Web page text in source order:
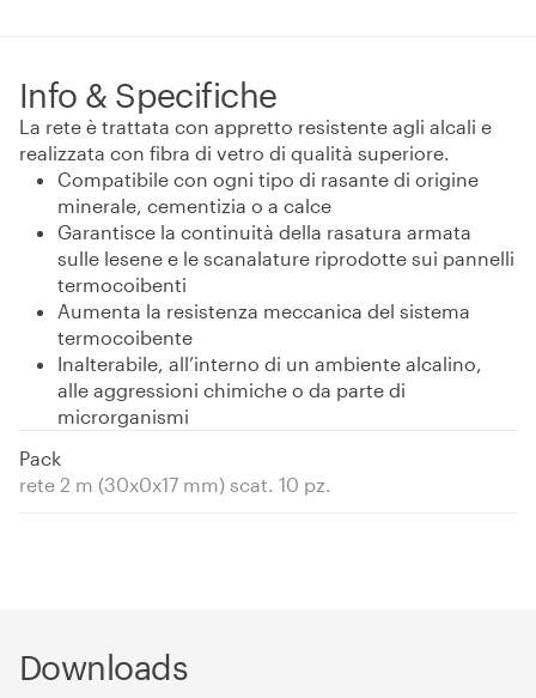
Info & Specifiche
La rete è trattata con appretto resistente agli alcali e
realizzata con fibra di vetro di qualità superiore.
Compatibile con ogni tipo di rasante di origine
minerale, cementizia o a calce
Garantisce la continuità della rasatura armata
sulle lesene e le scanalature riprodotte sui pannelli
termocoibenti
Aumenta la resistenza meccanica del sistema
termocoibente
Inalterabile, all’interno di un ambiente alcalino,
alle aggressioni chimiche o da parte di
microrganismi
Pack
rete 2 m (30x0x17 mm) scat. 10 pz.
Downloads